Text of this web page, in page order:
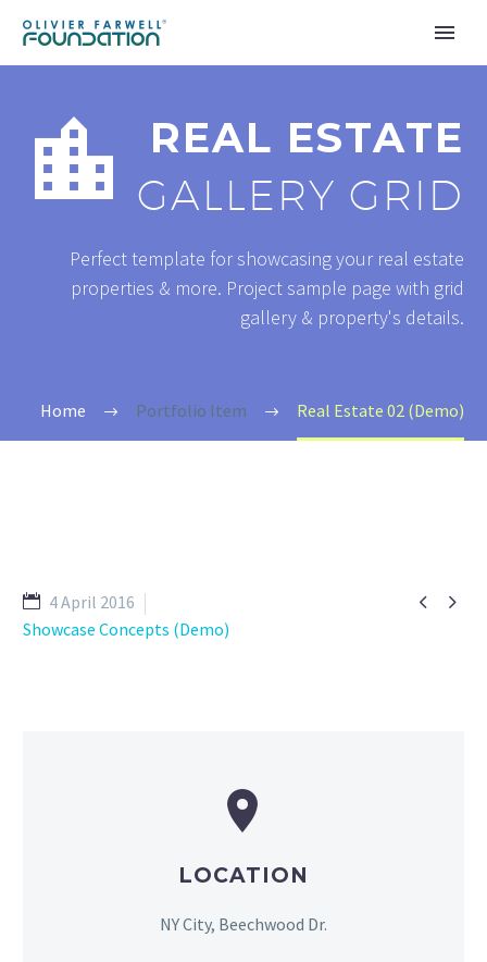

 REAL ESTATE
GALLERY GRID
Perfect template for showcasing your real estate
properties & more. Project sample page with grid
gallery & property's details.
Home Portfolio Item Real Estate 02 (Demo)
 
4 April 2016
Showcase Concepts (Demo)


LOCATION
NY City, Beechwood Dr.